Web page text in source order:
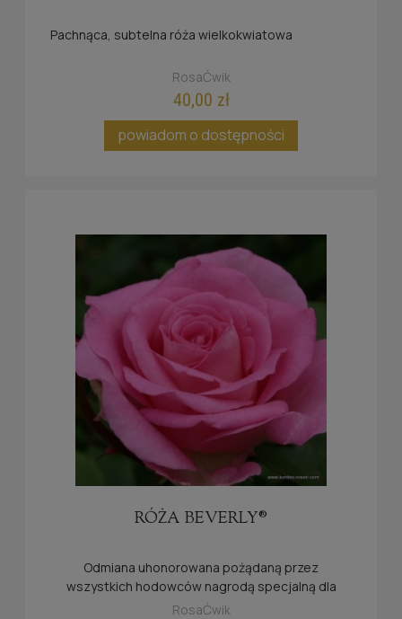
Pachnąca, subtelna róża wielkokwiatowa
RosaĆwik
40,00 zł
powiadom o dostępności
RÓŻA BEVERLY®
Odmiana uhonorowana pożądaną przez
wszystkich hodowców nagrodą specjalną dla
najmocniej pachnącej róży 2008.
RosaĆwik